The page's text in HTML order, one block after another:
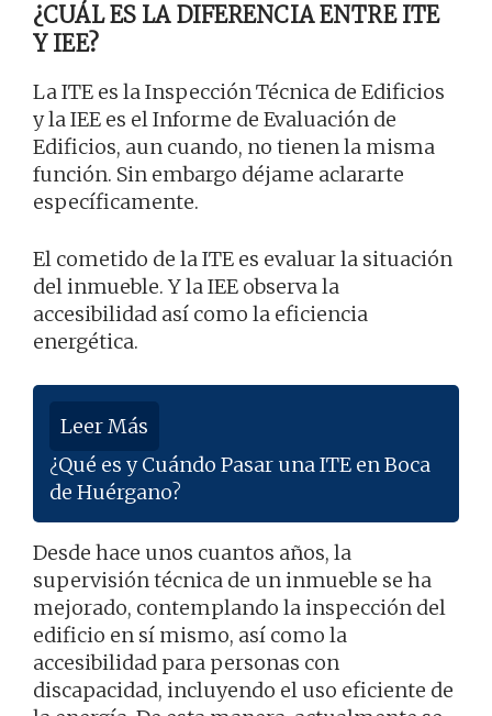
¿CUÁL ES LA DIFERENCIA ENTRE ITE
Y IEE?
La ITE es la Inspección Técnica de Edificios
y la IEE es el Informe de Evaluación de
Edificios, aun cuando, no tienen la misma
función. Sin embargo déjame aclararte
específicamente.
El cometido de la ITE es evaluar la situación
del inmueble. Y la IEE observa la
accesibilidad así como la eficiencia
energética.
Leer Más
¿Qué es y Cuándo Pasar una ITE en Boca
de Huérgano?
Desde hace unos cuantos años, la
supervisión técnica de un inmueble se ha
mejorado, contemplando la inspección del
edificio en sí mismo, así como la
accesibilidad para personas con
discapacidad, incluyendo el uso eficiente de